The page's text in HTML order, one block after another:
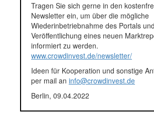
© 2026 crowdinvest.de
Tragen Sie sich gerne in den
Newsletter ein, um über die mögliche
Wiederinbetriebnahme des Portals
Veröffentlichung eines neuen
informiert zu werden.
www.crowdinvest.de/newsletter/
Ideen für Kooperation und sonstige
per mail an info@crowdinvest.de
Berlin, 09.04.2022